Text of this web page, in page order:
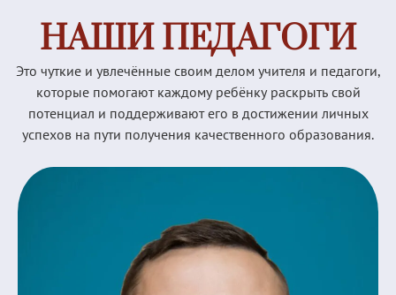
НАШИ ПЕДАГОГИ
Это чуткие и увлечённые своим делом учителя и педагоги,
которые помогают каждому ребёнку раскрыть свой
потенциал и поддерживают его в достижении личных
успехов на пути получения качественного образования.